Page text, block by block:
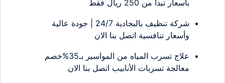
بأسعار تبدأ من 250 ريال فقط
شركة تنظيف بالبجادية 24/7 | جودة عالية
وأسعار تنافسية اتصل بنا الان
علاج تسرب المياه من المواسير بـ35%خصم
معالجة تسربات الأنابيب اتصل بنا الان